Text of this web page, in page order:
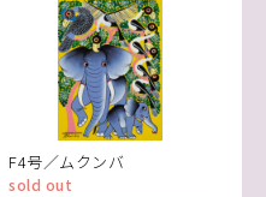
F4号／ムクンバ
sold out